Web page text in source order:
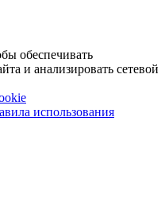
обеспечивать
и анализировать сетевой
использования